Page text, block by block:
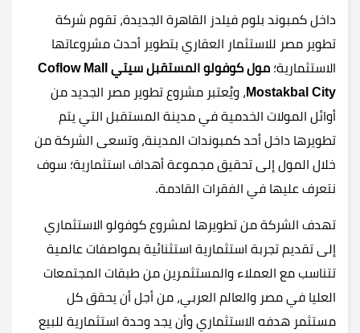
داخل كمبوند بلوم فيلدز القاهرة الجديدة، تقوم شركة
تطوير مصر للاستثمار العقاري بتطوير أحدث مشروعاتها
الاستثمارية؛ مول كوفولو المستقبل سيتي
Coflow Mall
Mostakbal City ، ويُعتبر مشروع تطوير مصر الجديد من
أوائل المولات الخدمية في مدينة المستقبل التي يتم
تطويرها داخل أحد كمبوندات المدينة، وتسعى الشركة من
خلال المول إلى تحقيق مجموعة أهداف استثمارية؛ سوف
نتعرف عليها في الفقرات القادمة.
تهدف الشركة من تطويرها لمشروع كوفولو الاستثماري
إلى تقديم تجربة استثمارية استثنائية بمواصفات عالمية
تتناسب مع العملاء والمستثمرين من طبقات المجتمعات
العليا في مصر والعالم العربي، من أجل أن يحقق كل
مستثمر هدفه الاستثماري وأن يجد وحدة استثمارية للبيع